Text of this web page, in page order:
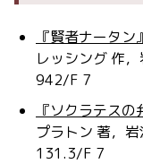
『賢者ナータン』
レッシング 作
942/F 7
『ソクラテスの
プラトン 著，
131.3/F 7